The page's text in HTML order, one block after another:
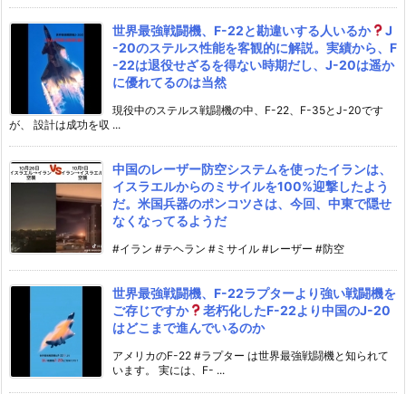
世界最強戦闘機、F-22と勘違いする人いるか
J
-20のステルス性能を客観的に解説。実績から、F
-22は退役せざるを得ない時期だし、J-20は遥か
に優れてるのは当然
現役中のステルス戦闘機の中、F-22、F-35とJ-20です
が、 設計は成功を収 ...
中国のレーザー防空システムを使ったイランは、
イスラエルからのミサイルを100%迎撃したよう
だ。米国兵器のポンコツさは、今回、中東で隠せ
なくなってるようだ
#イラン #テヘラン #ミサイル #レーザー #防空
世界最強戦闘機、F-22ラプターより強い戦闘機を
ご存じですか
老朽化したF-22より中国のJ-20
はどこまで進んでいるのか
アメリカのF-22 #ラプター は世界最強戦闘機と知られて
います。 実には、F- ...